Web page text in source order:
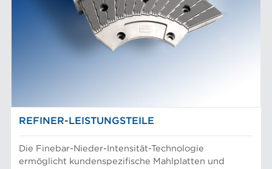
REFINER-LEISTUNGSTEILE
Die Finebar-Nieder-Intensität-Technologie
ermöglicht kundenspezifische Mahlplatten und